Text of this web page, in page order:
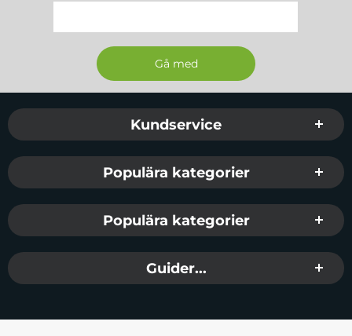
Sidfot Blandad info och länkar
Kundservice
Populära kategorier
Populära kategorier
Guider...